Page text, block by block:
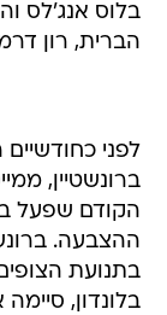
בלוס אנג'לס
הברית, רון
לפני כחודשיים
ההצבעה.
בתנועת
בלונדון,